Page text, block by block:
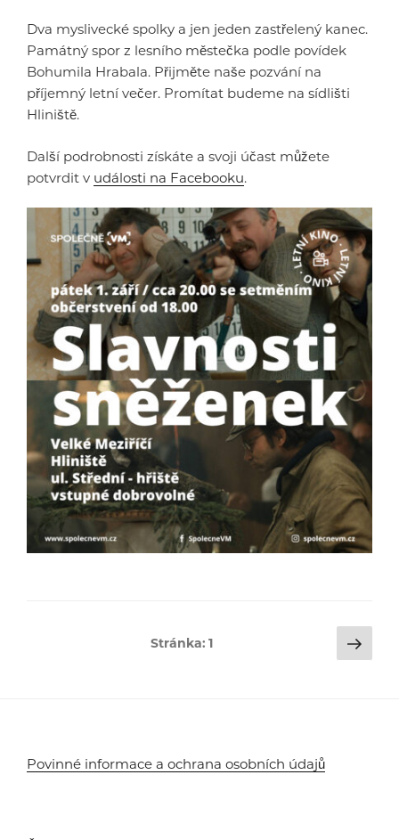
Dva myslivecké spolky a jen jeden zastřelený kanec.
Památný spor z lesního městečka podle povídek
Bohumila Hrabala. Přijměte naše pozvání na
příjemný letní večer. Promítat budeme na sídlišti
Hliniště.
Další podrobnosti získáte a svoji účast můžete
potvrdit v události na Facebooku.
Stránka:1
Povinné informace a ochrana osobních údajů